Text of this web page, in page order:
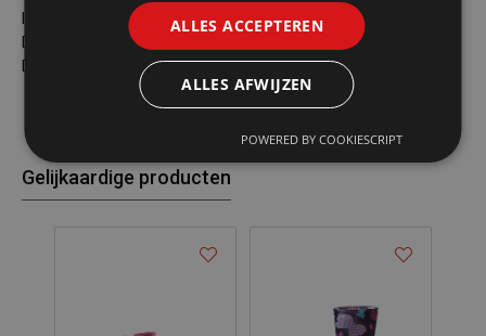
laarsje de juiste combi.
Deze laarsjes zijn geproduceerd uit pvc en 100% waterdicht.
De Alex staat garant voor veel uren (water)plezier.
Gelijkaardige producten
ALLES ACCEPTEREN
ALLES AFWIJZEN
POWERED BY COOKIESCRIPT